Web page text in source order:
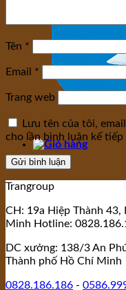
Tên *
Email *
Trang web
Lưu tên của tôi,
cho lần bình luận kế tiếp
Trangroup
CH: 19a Hiệp Thành 43,
Minh Hotline:
DC xưởng: 138/3 An
Thành phố Hồ Chí Minh
0828.186.186 -